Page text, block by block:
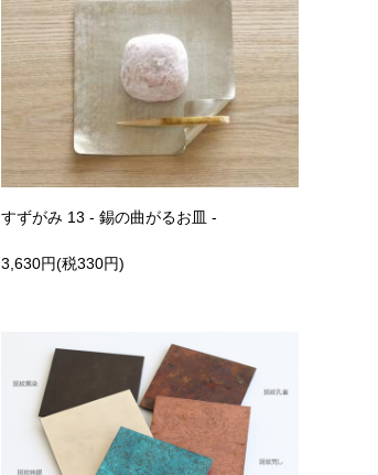
すずがみ 13 - 錫の曲がるお皿 -
3,630円(税330円)